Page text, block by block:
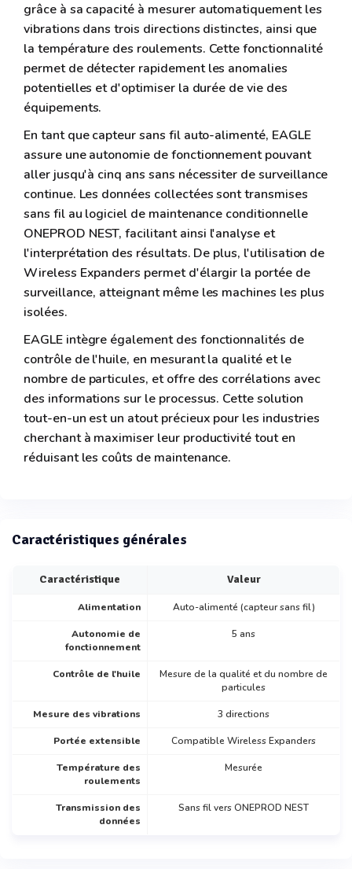
grâce à sa capacité à mesurer automatiquement les
vibrations dans trois directions distinctes, ainsi que
la température des roulements. Cette fonctionnalité
permet de détecter rapidement les anomalies
potentielles et d'optimiser la durée de vie des
équipements.
En tant que capteur sans fil auto-alimenté, EAGLE
assure une autonomie de fonctionnement pouvant
aller jusqu'à cinq ans sans nécessiter de surveillance
continue. Les données collectées sont transmises
sans fil au logiciel de maintenance conditionnelle
ONEPROD NEST, facilitant ainsi l'analyse et
l'interprétation des résultats. De plus, l'utilisation de
Wireless Expanders permet d'élargir la portée de
surveillance, atteignant même les machines les plus
isolées.
EAGLE intègre également des fonctionnalités de
contrôle de l'huile, en mesurant la qualité et le
nombre de particules, et offre des corrélations avec
des informations sur le processus. Cette solution
tout-en-un est un atout précieux pour les industries
cherchant à maximiser leur productivité tout en
réduisant les coûts de maintenance.
Caractéristiques générales
Caractéristique Valeur
Alimentation Auto-alimenté (capteur sans fil)
Autonomie de
fonctionnement
5 ans
Contrôle de l'huile
Mesure de la qualité et du nombre de
particules
Mesure des vibrations 3 directions
Portée extensible Compatible Wireless Expanders
Température des
roulements
Mesurée
Transmission des
données
Sans fil vers ONEPROD NEST